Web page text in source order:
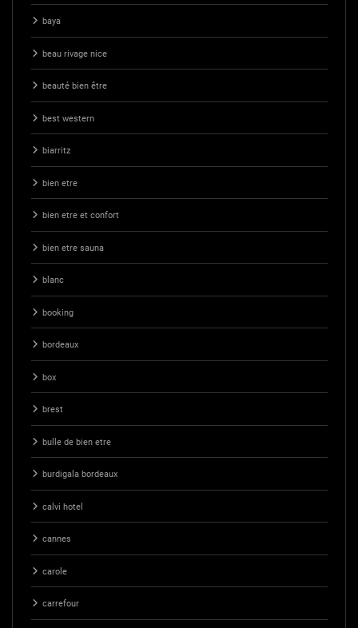
baya
beau rivage nice
beauté bien être
best western
biarritz
bien etre
bien etre et confort
bien etre sauna
blanc
booking
bordeaux
box
brest
bulle de bien etre
burdigala bordeaux
calvi hotel
cannes
carole
carrefour